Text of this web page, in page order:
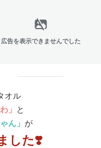
広告を表示できませんでした
オル
」
と
ん」 が
した❣️